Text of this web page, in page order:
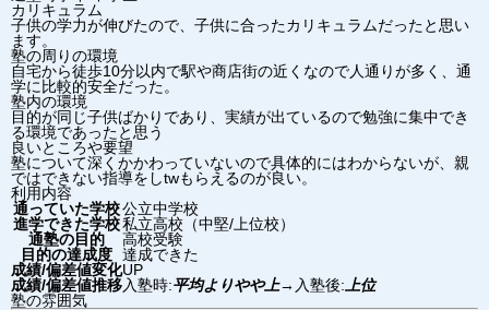
カリキュラム
子供の学力が伸びたので、子供に合ったカリキュラムだったと思い
ます。
塾の周りの環境
自宅から徒歩10分以内で駅や商店街の近くなので人通りが多く、通
学に比較的安全だった。
塾内の環境
目的が同じ子供ばかりであり、実績が出ているので勉強に集中でき
る環境であったと思う
良いところや要望
塾について深くかかわっていないので具体的にはわからないが、親
ではできない指導をしtwもらえるのが良い。
利用内容
通っていた学校公立中学校
進学できた学校私立高校（中堅/上位校）
通塾の目的
高校受験
目的の達成度 達成できた
成績/偏差値変化UP
成績/偏差値推移入塾時:平均よりやや上→ 入塾後: 上位
塾の雰囲気